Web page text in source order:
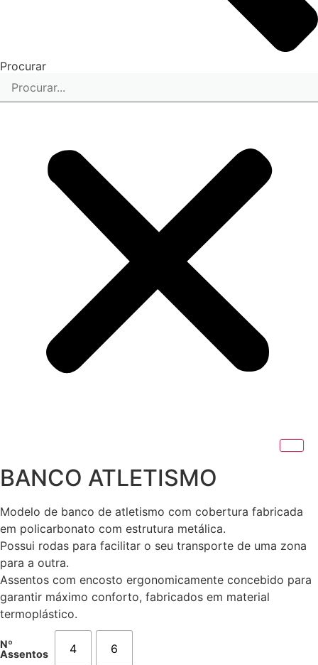
Procurar
BANCO ATLETISMO
Modelo de banco de atletismo com cobertura fabricada
em policarbonato com estrutura metálica.
Possui rodas para facilitar o seu transporte de uma zona
para a outra.
Assentos com encosto ergonomicamente concebido para
garantir máximo conforto, fabricados em material
termoplástico.
Nº
Assentos
4 6